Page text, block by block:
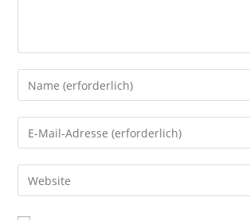
Gib
deinen
Namen
oder
zum
Kommentieren
Gib
deine
E-
Mail-
Gib
deine
Website-